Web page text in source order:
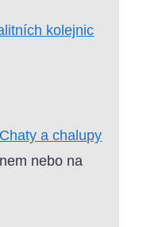
kolejnic
Chaty a chalupy
nebo na